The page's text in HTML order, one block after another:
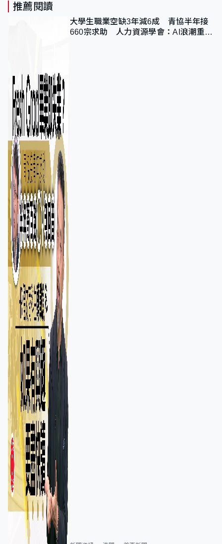
推薦閱讀
大學生職業空缺3年減6成 青協半年接
660宗求助 人力資源學會：AI浪潮重整